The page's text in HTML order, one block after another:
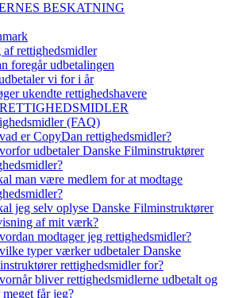
BESKATNING
rettighedsmidler
foregår udbetalingen
vi for i år
ukendte rettighedshavere
(FAQ)
er CopyDan rettighedsmidler?
udbetaler Danske Filminstruktører
man være medlem for at modtage
jeg selv oplyse Danske Filminstruktører
af mit værk?
modtager jeg rettighedsmidler?
typer værker udbetaler Danske
rettighedsmidler for?
bliver rettighedsmidlerne udbetalt og
får jeg?